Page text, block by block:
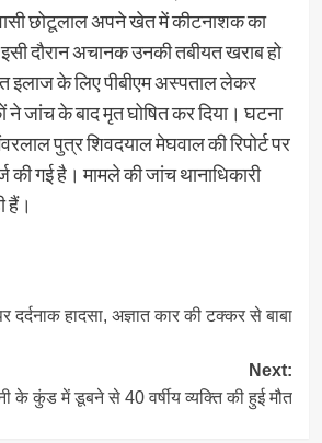
छोटूलाल अपने खेत में कीटनाशक का
दौरान अचानक उनकी तबीयत खराब हो
इलाज के लिए पीबीएम अस्पताल लेकर
ने जांच के बाद मृत घोषित कर दिया। घटना
पुत्र शिवदयाल मेघवाल की रिपोर्ट पर
की गई है। मामले की जांच थानाधिकारी
हैं।
दर्दनाक हादसा, अज्ञात कार की टक्कर से बाबा
Next:
के कुंड में डूबने से 40 वर्षीय व्यक्ति की हुई मौत